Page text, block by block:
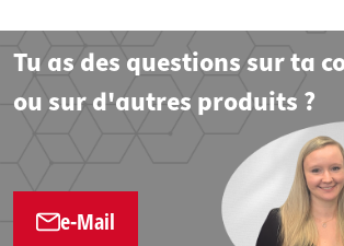
Tu as des questions sur ta
ou sur d'autres produits ?
e-Mail